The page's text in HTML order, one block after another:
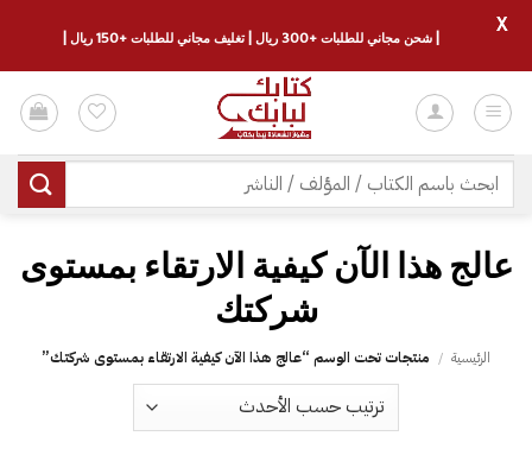
للمحتوى
البحث
عن:
‎عالج هذا الآن‎ كيفية الارتقاء بمستوى
شركتك
الرئيسية / منتجات تحت الوسم “‎عالج هذا الآن‎ كيفية الارتقاء بمستوى شركتك”
| شحن مجاني للطلبات +300 ريال | تغليف مجاني للطلبات +150 ريال |
X